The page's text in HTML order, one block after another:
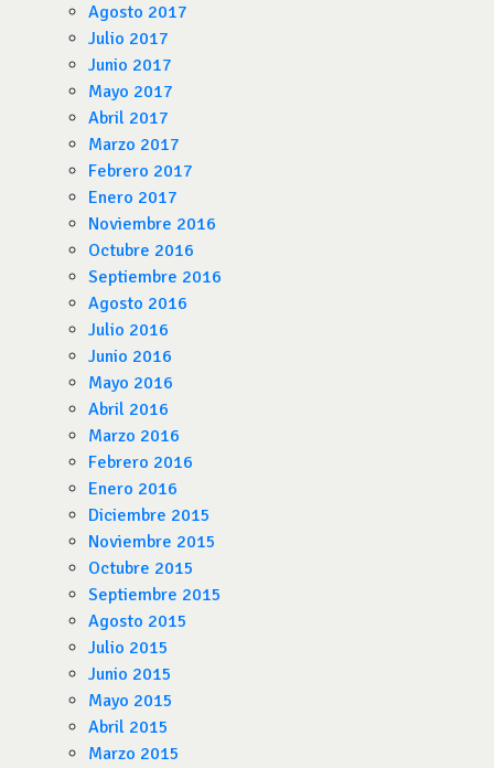
Agosto 2017
Julio 2017
Junio 2017
Mayo 2017
Abril 2017
Marzo 2017
Febrero 2017
Enero 2017
Noviembre 2016
Octubre 2016
Septiembre 2016
Agosto 2016
Julio 2016
Junio 2016
Mayo 2016
Abril 2016
Marzo 2016
Febrero 2016
Enero 2016
Diciembre 2015
Noviembre 2015
Octubre 2015
Septiembre 2015
Agosto 2015
Julio 2015
Junio 2015
Mayo 2015
Abril 2015
Marzo 2015